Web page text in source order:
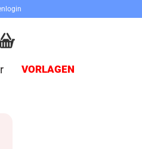
VORLAGEN